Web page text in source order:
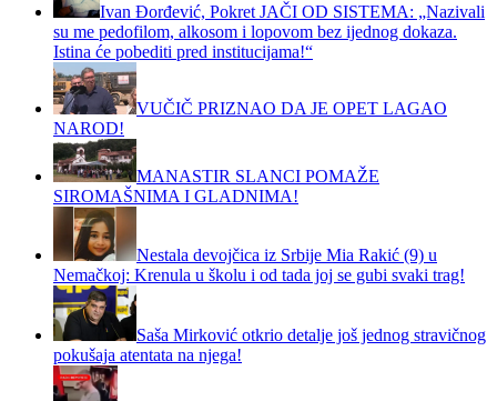
Ivan Đorđević, Pokret JAČI OD SISTEMA: „Nazivali
su me pedofilom, alkosom i lopovom bez ijednog dokaza.
Istina će pobediti pred institucijama!“
VUČIČ PRIZNAO DA JE OPET LAGAO
NAROD!
MANASTIR SLANCI POMAŽE
SIROMAŠNIMA I GLADNIMA!
Nestala devojčica iz Srbije Mia Rakić (9) u
Nemačkoj: Krenula u školu i od tada joj se gubi svaki trag!
Saša Mirković otkrio detalje još jednog stravičnog
pokušaja atentata na njega!